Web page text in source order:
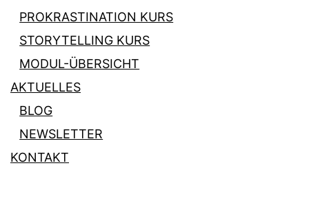
PROKRASTINATION KURS
STORYTELLING KURS
MODUL-ÜBERSICHT
AKTUELLES
BLOG
NEWSLETTER
KONTAKT